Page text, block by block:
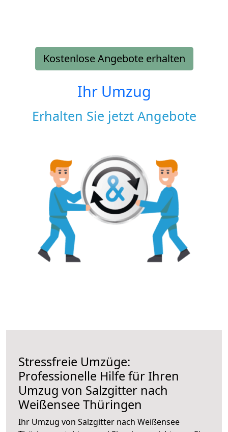
Kostenlose Angebote erhalten
Ihr Umzug
Erhalten Sie jetzt Angebote
Stressfreie Umzüge:
Professionelle Hilfe für Ihren
Umzug von Salzgitter nach
Weißensee Thüringen
Ihr Umzug von Salzgitter nach Weißensee